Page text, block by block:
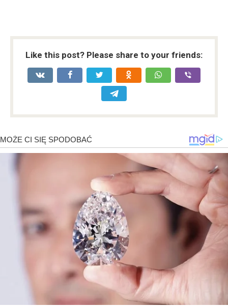
Like this post? Please share to your friends: